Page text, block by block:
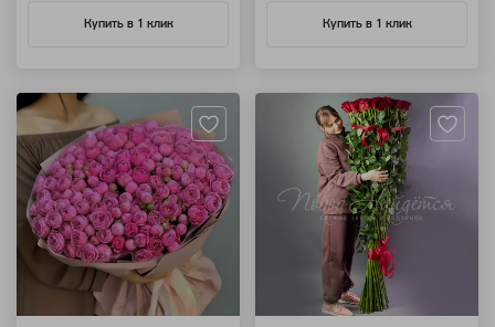
Купить в 1 клик Купить в 1 клик